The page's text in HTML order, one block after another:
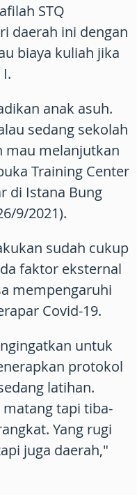
STQ
daerah ini dengan
biaya kuliah jika
anak asuh.
sedang sekolah
mau melanjutkan
Training Center
di Istana Bung
9/2021).
sudah cukup
faktor eksternal
mempengaruhi
Covid-19.
untuk
protokol
latihan.
matang tapi tiba-
Yang rugi
juga daerah,"